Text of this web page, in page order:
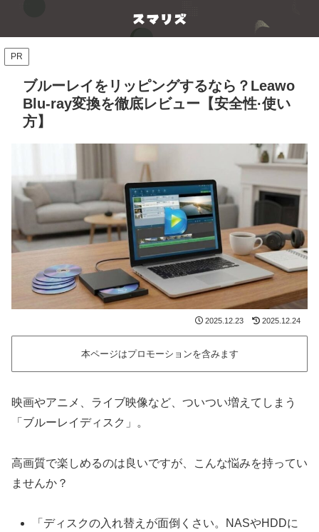
PR
ブルーレイをリッピングするなら？Leawo
Blu-ray変換を徹底レビュー【安全性·使い
方】
2025.12.23 2025.12.24
本ページはプロモーションを含みます
映画やアニメ、ライブ映像など、ついつい増えてしまう
「ブルーレイディスク」。
高画質で楽しめるのは良いですが、こんな悩みを持ってい
ませんか？
「ディスクの入れ替えが面倒くさい。NASやHDDに